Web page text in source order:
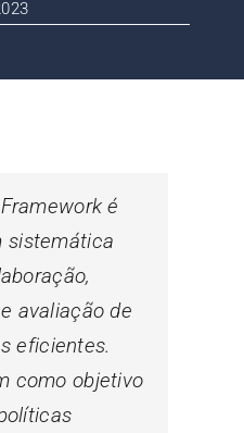
é
sistemática
avaliação de
eficientes.
como objetivo